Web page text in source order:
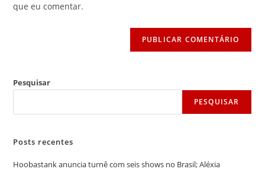
comentar
site
que eu comentar.
Pesquisar
PESQUISAR
Posts recentes
Hoobastank anuncia turnê com seis shows no Brasil; Aléxia